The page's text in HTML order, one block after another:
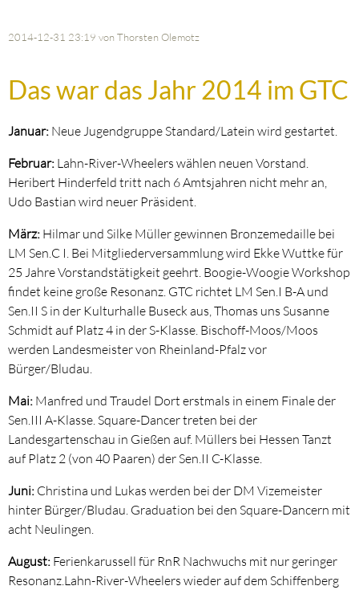
2014-12-31 23:19 von Thorsten Olemotz
Das war das Jahr 2014 im GTC
Januar: Neue Jugendgruppe Standard/Latein wird gestartet.
Februar: Lahn-River-Wheelers wählen neuen Vorstand.
Heribert Hinderfeld tritt nach 6 Amtsjahren nicht mehr an,
Udo Bastian wird neuer Präsident.
März: Hilmar und Silke Müller gewinnen Bronzemedaille bei
LM Sen.C I. Bei Mitgliederversammlung wird Ekke Wuttke für
25 Jahre Vorstandstätigkeit geehrt. Boogie-Woogie Workshop
findet keine große Resonanz. GTC richtet LM Sen.I B-A und
Sen.II S in der Kulturhalle Buseck aus, Thomas uns Susanne
Schmidt auf Platz 4 in der S-Klasse. Bischoff-Moos/Moos
werden Landesmeister von Rheinland-Pfalz vor
Bürger/Bludau.
Mai: Manfred und Traudel Dort erstmals in einem Finale der
Sen.III A-Klasse. Square-Dancer treten bei der
Landesgartenschau in Gießen auf. Müllers bei Hessen Tanzt
auf Platz 2 (von 40 Paaren) der Sen.II C-Klasse.
Juni: Christina und Lukas werden bei der DM Vizemeister
hinter Bürger/Bludau. Graduation bei den Square-Dancern mit
acht Neulingen.
August: Ferienkarussell für RnR Nachwuchs mit nur geringer
Resonanz.Lahn-River-Wheelers wieder auf dem Schiffenberg